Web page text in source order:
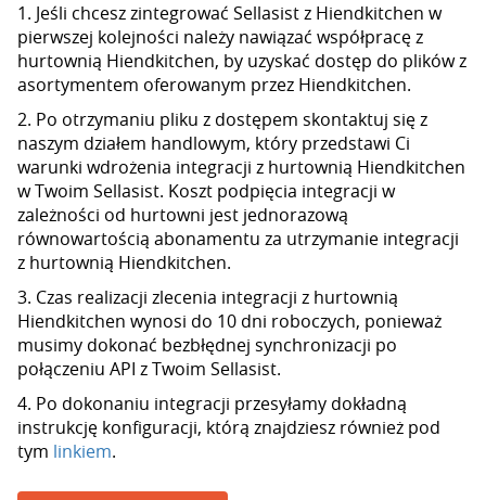
1. Jeśli chcesz zintegrować Sellasist z Hiendkitchen w
pierwszej kolejności należy nawiązać współpracę z
hurtownią Hiendkitchen, by uzyskać dostęp do plików z
asortymentem oferowanym przez Hiendkitchen.
2. Po otrzymaniu pliku z dostępem skontaktuj się z
naszym działem handlowym, który przedstawi Ci
warunki wdrożenia integracji z hurtownią Hiendkitchen
w Twoim Sellasist. Koszt podpięcia integracji w
zależności od hurtowni jest jednorazową
równowartością abonamentu za utrzymanie integracji
z hurtownią Hiendkitchen.
3. Czas realizacji zlecenia integracji z hurtownią
Hiendkitchen wynosi do 10 dni roboczych, ponieważ
musimy dokonać bezbłędnej synchronizacji po
połączeniu API z Twoim Sellasist.
4. Po dokonaniu integracji przesyłamy dokładną
instrukcję konfiguracji, którą znajdziesz również pod
tym linkiem.